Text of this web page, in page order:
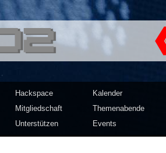
Computer
Hackspace
Mitgliedschaft
Unterstützen
Kalender
Themenabende
Events